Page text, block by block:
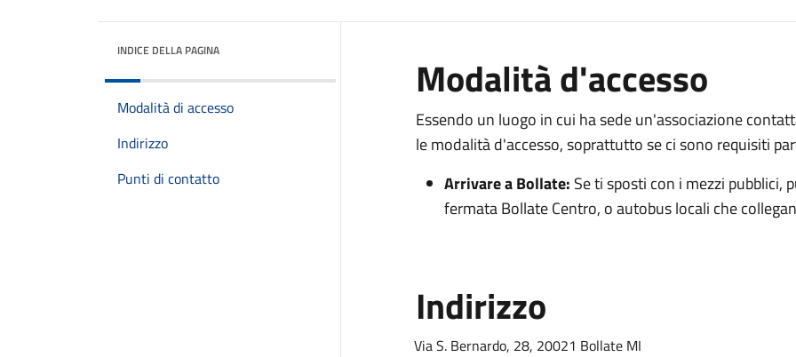
INDICE DELLA PAGINA
Modalità di accesso
Indirizzo
Punti di contatto
Modalità d'accesso
Essendo un luogo in cui ha sede un'associazione
le modalità d'accesso, soprattutto se ci sono requisiti
Arrivare a Bollate: Se ti sposti con i mezzi pubblici,
fermata Bollate Centro, o autobus locali che
Indirizzo
Via S. Bernardo, 28, 20021 Bollate MI